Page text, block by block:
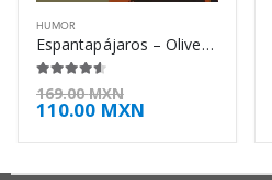
HUMOR
Espantapájaros – Oliverio Girondo
4.50 de 5
169.00MXN
110.00 MXN